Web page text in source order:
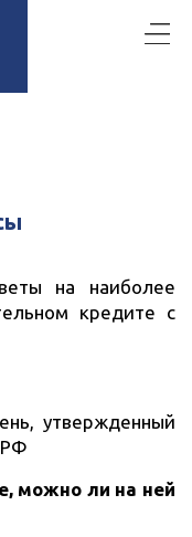
на наиболее
кредите с
утвержденный
РФ
можно ли на ней